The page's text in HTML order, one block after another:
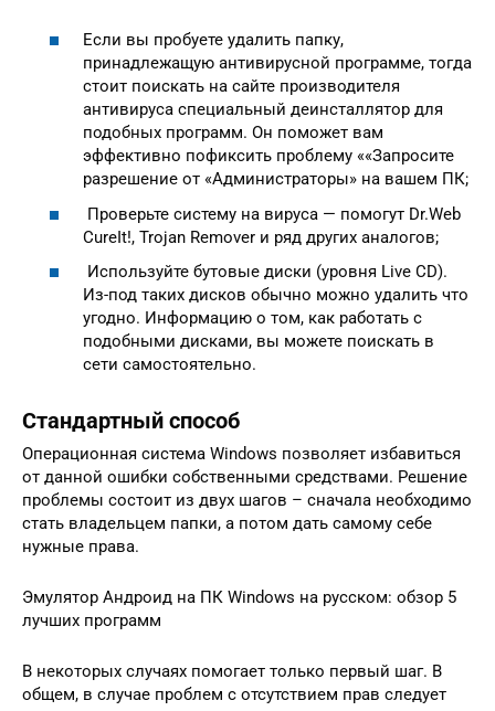
Если вы пробуете удалить папку,
принадлежащую антивирусной программе, тогда
стоит поискать на сайте производителя
антивируса специальный деинсталлятор для
подобных программ. Он поможет вам
эффективно пофиксить проблему ««Запросите
разрешение от «Администраторы» на вашем ПК;
Проверьте систему на вируса — помогут Dr.Web
CureIt!, Trojan Remover и ряд других аналогов;
Используйте бутовые диски (уровня Live CD).
Из-под таких дисков обычно можно удалить что
угодно. Информацию о том, как работать с
подобными дисками, вы можете поискать в
сети самостоятельно.
Стандартный способ
Операционная система Windows позволяет избавиться
от данной ошибки собственными средствами. Решение
проблемы состоит из двух шагов – сначала необходимо
стать владельцем папки, а потом дать самому себе
нужные права.
Эмулятор Андроид на ПК Windows на русском: обзор 5
лучших программ
В некоторых случаях помогает только первый шаг. В
общем, в случае проблем с отсутствием прав следует